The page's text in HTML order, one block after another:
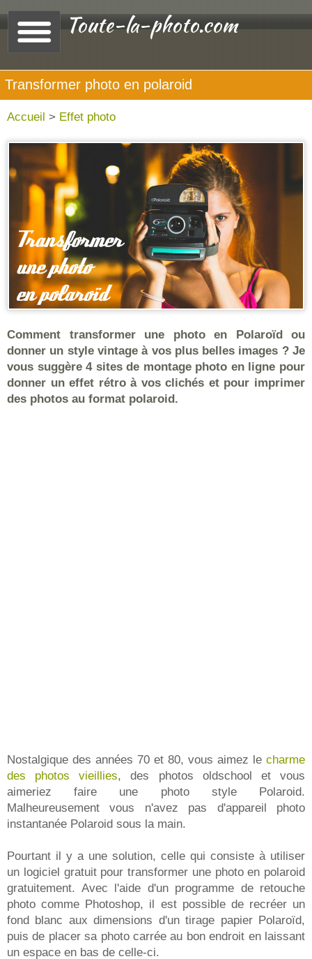
Toute-la-photo.com
Transformer photo en polaroid
Accueil > Effet photo
Comment transformer une photo en Polaroïd ou
donner un style vintage à vos plus belles images ? Je
vous suggère 4 sites de montage photo en ligne pour
donner un effet rétro à vos clichés et pour imprimer
des photos au format polaroid.
Nostalgique des années 70 et 80, vous aimez le charme
des photos vieillies, des photos oldschool et vous
aimeriez faire une photo style Polaroid.
Malheureusement vous n'avez pas d'appareil photo
instantanée Polaroid sous la main.
Pourtant il y a une solution, celle qui consiste à utiliser
un logiciel gratuit pour transformer une photo en polaroid
gratuitement. Avec l'aide d'un programme de retouche
photo comme Photoshop, il est possible de recréer un
fond blanc aux dimensions d'un tirage papier Polaroïd,
puis de placer sa photo carrée au bon endroit en laissant
un espace en bas de celle-ci.